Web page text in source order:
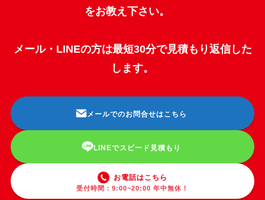
をお教え下さい。
メール・LINEの方は最短30分で見積もり返信した
します。
メールでのお問合せはこちら
LINEでスピード見積もり
お電話はこちら
受付時間：9:00~20:00 年中無休！